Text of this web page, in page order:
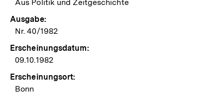
Aus Politik und Zeitgeschichte
Ausgabe:
Nr. 40/1982
Erscheinungsdatum:
09.10.1982
Erscheinungsort:
Bonn